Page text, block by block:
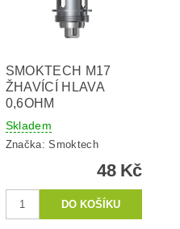
SMOKTECH M17
ŽHAVÍCÍ HLAVA
0,6OHM
Skladem
Značka:Smoktech
48 Kč